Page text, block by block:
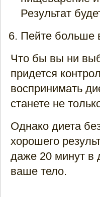
Результат
Пейте больше
Что бы вы ни
придется
воспринимать
станете не
Однако диета
хорошего
даже 20 минут в
ваше тело.